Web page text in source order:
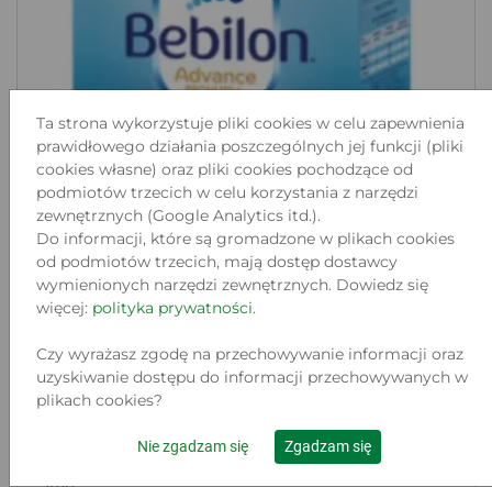
MLEKO NASTĘPNE BEBILON 2
PRONUTRA-ADVANC...
WROCŁAW, PIASTOWSKA 19
Ta strona wykorzystuje pliki cookies w celu zapewnienia
prawidłowego działania poszczególnych jej funkcji (pliki
cookies własne) oraz pliki cookies pochodzące od
podmiotów trzecich w celu korzystania z narzędzi
zewnętrznych (Google Analytics itd.).
Do informacji, które są gromadzone w plikach cookies
od podmiotów trzecich, mają dostęp dostawcy
wymienionych narzędzi zewnętrznych. Dowiedz się
więcej: polityka prywatności.
Czy wyrażasz zgodę na przechowywanie informacji oraz
uzyskiwanie dostępu do informacji przechowywanych w
plikach cookies?
Nie zgadzam się Zgadzam się